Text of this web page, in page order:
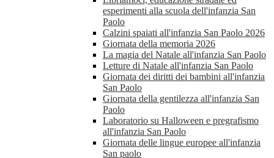
esperimenti alla scuola dell'infanzia San
Paolo
Calzini spaiati all'infanzia San Paolo 2026
Giornata della memoria 2026
La magia del Natale all'infanzia San Paolo
Letture di Natale all'infanzia San Paolo
Giornata dei diritti dei bambini all'infanzia
San Paolo
Giornata della gentilezza all'infanzia San
Paolo
Laboratorio su Halloween e pregrafismo
all'infanzia San Paolo
Giornata delle lingue europee all'infanzia
San paolo